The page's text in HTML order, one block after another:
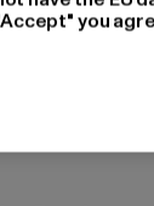
lässig und
du graue
you